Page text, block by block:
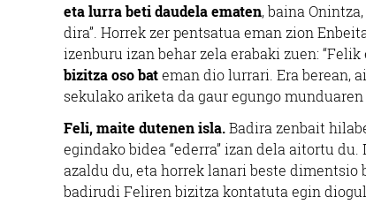
eta lurra beti daudela ematen, baina
dira”. Horrek zer pentsatua eman zion
izenburu izan behar zela erabaki zuen:
bizitza osobateman dio lurrari. Era berean,
sekulako ariketa da gaur egungo
Feli, maite dutenen isla.Badira zenbait
egindako bidea “ederra” izan dela aitortu
azaldu du, eta horrek lanari beste dimentsio
badirudi Feliren bizitza kontatuta egin